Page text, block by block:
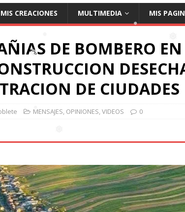
❅
❅
❅
❅
MIS CREACIONES MULTIMEDIA MIS
DE BOMBERO
DE CIUDADES
MENSAJES, OPINIONES,VIDEOS 0